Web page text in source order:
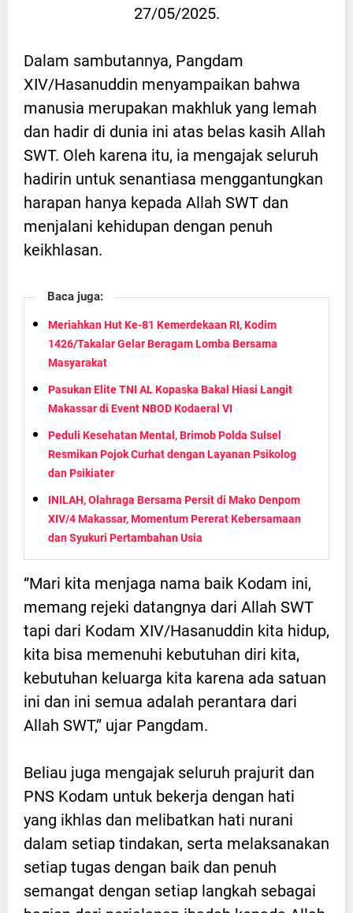
27/05/2025.
Dalam sambutannya, Pangdam
XIV/Hasanuddin menyampaikan bahwa
manusia merupakan makhluk yang lemah
dan hadir di dunia ini atas belas kasih Allah
SWT. Oleh karena itu, ia mengajak seluruh
hadirin untuk senantiasa menggantungkan
harapan hanya kepada Allah SWT dan
menjalani kehidupan dengan penuh
keikhlasan.
Baca juga:
Meriahkan Hut Ke-81 Kemerdekaan RI, Kodim
1426/Takalar Gelar Beragam Lomba Bersama
Masyarakat
Pasukan Elite TNI AL Kopaska Bakal Hiasi Langit
Makassar di Event NBOD Kodaeral VI
Peduli Kesehatan Mental, Brimob Polda Sulsel
Resmikan Pojok Curhat dengan Layanan Psikolog
dan Psikiater
INILAH, Olahraga Bersama Persit di Mako Denpom
XIV/4 Makassar, Momentum Pererat Kebersamaan
dan Syukuri Pertambahan Usia
“Mari kita menjaga nama baik Kodam ini,
memang rejeki datangnya dari Allah SWT
tapi dari Kodam XIV/Hasanuddin kita hidup,
kita bisa memenuhi kebutuhan diri kita,
kebutuhan keluarga kita karena ada satuan
ini dan ini semua adalah perantara dari
Allah SWT,” ujar Pangdam.
Beliau juga mengajak seluruh prajurit dan
PNS Kodam untuk bekerja dengan hati
yang ikhlas dan melibatkan hati nurani
dalam setiap tindakan, serta melaksanakan
setiap tugas dengan baik dan penuh
semangat dengan setiap langkah sebagai